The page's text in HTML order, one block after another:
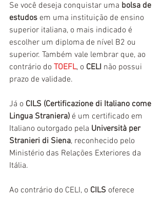
Se você deseja conquistar uma bolsa de
estudos em uma instituição de ensino
superior italiana, o mais indicado é
escolher um diploma de nível B2 ou
superior. Também vale lembrar que, ao
contrário do TOEFL, o CELI não possui
prazo de validade.
Já o CILS (Certificazione di Italiano come
Lingua Straniera) é um certificado em
Italiano outorgado pela Università per
Stranieri di Siena, reconhecido pelo
Ministério das Relações Exteriores da
Itália.
Ao contrário do CELI, o CILS oferece